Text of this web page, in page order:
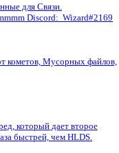
для Связи.
Discord: Wizard#2169
кометов, Мусорных файлов,
который дает второе
быстрей, чем HLDS.